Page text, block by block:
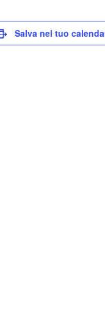
Salva nel tuo